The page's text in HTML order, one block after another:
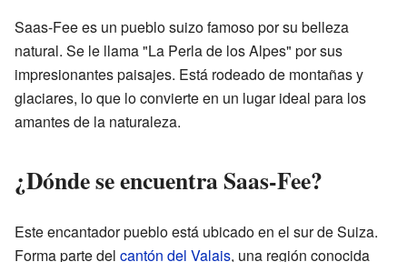
Saas-Fee es un pueblo suizo famoso por su belleza
natural. Se le llama "La Perla de los Alpes" por sus
impresionantes paisajes. Está rodeado de montañas y
glaciares, lo que lo convierte en un lugar ideal para los
amantes de la naturaleza.
¿Dónde se encuentra Saas-Fee?
Este encantador pueblo está ubicado en el sur de Suiza.
Forma parte del cantón del Valais, una región conocida